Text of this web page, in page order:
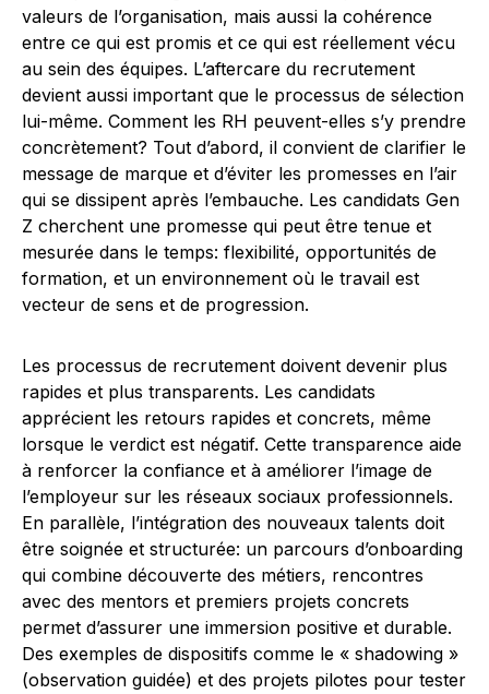
valeurs de l’organisation, mais aussi la cohérence
entre ce qui est promis et ce qui est réellement vécu
au sein des équipes. L’aftercare du recrutement
devient aussi important que le processus de sélection
lui-même. Comment les RH peuvent-elles s’y prendre
concrètement? Tout d’abord, il convient de clarifier le
message de marque et d’éviter les promesses en l’air
qui se dissipent après l’embauche. Les candidats Gen
Z cherchent une promesse qui peut être tenue et
mesurée dans le temps: flexibilité, opportunités de
formation, et un environnement où le travail est
vecteur de sens et de progression.
Les processus de recrutement doivent devenir plus
rapides et plus transparents. Les candidats
apprécient les retours rapides et concrets, même
lorsque le verdict est négatif. Cette transparence aide
à renforcer la confiance et à améliorer l’image de
l’employeur sur les réseaux sociaux professionnels.
En parallèle, l’intégration des nouveaux talents doit
être soignée et structurée: un parcours d’onboarding
qui combine découverte des métiers, rencontres
avec des mentors et premiers projets concrets
permet d’assurer une immersion positive et durable.
Des exemples de dispositifs comme le « shadowing »
(observation guidée) et des projets pilotes pour tester